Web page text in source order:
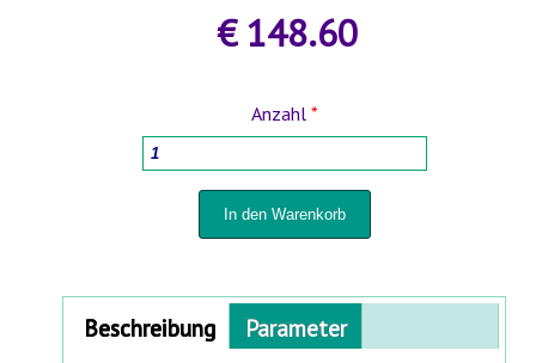
SCHWEIßGERÄTE UND ZUBEHÖR
HOLZBEARBEITUNGSMASCHINEN
SPRÜHGERÄTE UND BEWÄSSERUNGSSYSTEME
€ 148.60
Anzahl *
Horizontal Tabs
Beschreibung(
Parameter